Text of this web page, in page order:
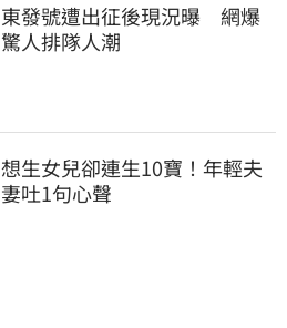
東發號遭出征後現況曝　網爆
驚人排隊人潮
想生女兒卻連生10寶！年輕夫
妻吐1句心聲